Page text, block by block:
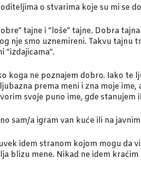
o stvarima koje su mi se
tajne i “loše” tajne. Dobra
nje smo uznemireni. Takvu
“izdajicama”.
koga ne poznajem dobro. Iako
prema meni i zna moje
svoje puno ime, gde stanujem
sam/a igram van kuće ili na
idem stranom kojom mogu da
blizu mene. Nikad ne idem